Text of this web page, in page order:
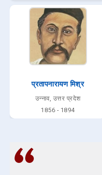
प्रतापनारायण मिश्र
उन्नाव, उत्तर प्रदेश
1856 - 1894